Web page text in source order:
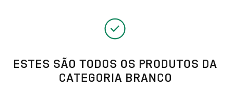
ESTES SÃO TODOS OS PRODUTOS DA
CATEGORIA BRANCO